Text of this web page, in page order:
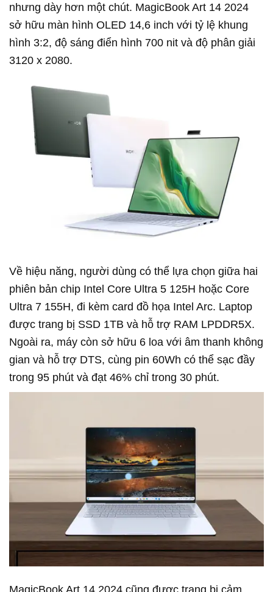
nhưng dày hơn một chút. MagicBook Art 14 2024
sở hữu màn hình OLED 14,6 inch với tỷ lệ khung
hình 3:2, độ sáng điển hình 700 nit và độ phân giải
3120 x 2080.
Về hiệu năng, người dùng có thể lựa chọn giữa hai
phiên bản chip Intel Core Ultra 5 125H hoặc Core
Ultra 7 155H, đi kèm card đồ họa Intel Arc. Laptop
được trang bị SSD 1TB và hỗ trợ RAM LPDDR5X.
Ngoài ra, máy còn sở hữu 6 loa với âm thanh không
gian và hỗ trợ DTS, cùng pin 60Wh có thể sạc đầy
trong 95 phút và đạt 46% chỉ trong 30 phút.